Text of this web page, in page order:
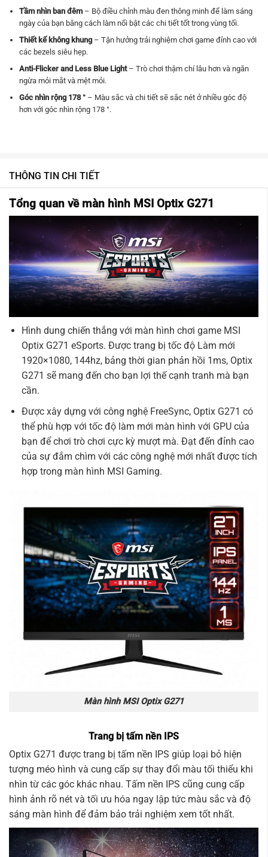
Tầm nhìn ban đêm– Bộ điều chỉnh màu đen thông minh để làm sáng
ngày của bạn bằng cách làm nổi bật các chi tiết tốt trong vùng tối.
Thiết kế không khung– Tận hưởng trải nghiệm chơi game đỉnh cao với
các bezels siêu hẹp.
Anti-Flicker and Less Blue Light– Trò chơi thậm chí lâu hơn và ngăn
ngừa mỏi mắt và mệt mỏi.
Góc nhìn rộng 178 °– Màu sắc và chi tiết sẽ sắc nét ở nhiều góc độ
hơn với góc nhìn rộng 178 °.
THÔNG TIN CHI TIẾT
Tổng quan về màn hình MSI Optix G271
Hình dung chiến thắng với màn hình chơi game MSI
Optix G271 eSports. Được trang bị tốc độ Làm mới
1920×1080, 144hz, bảng thời gian phản hồi 1ms, Optix
G271 sẽ mang đến cho bạn lợi thế cạnh tranh mà bạn
cần.
Được xây dựng với công nghệ FreeSync, Optix G271 có
thể phù hợp với tốc độ làm mới màn hình với GPU của
bạn để chơi trò chơi cực kỳ mượt mà. Đạt đến đỉnh cao
của sự đắm chìm với các công nghệ mới nhất được tích
hợp trong màn hình MSI Gaming.
Màn hình MSI Optix G271
Trang bị tấm nền IPS
Optix G271 được trang bị tấm nền IPS giúp loại bỏ hiện
tượng méo hình và cung cấp sự thay đổi màu tối thiểu khi
nhìn từ các góc khác nhau. Tấm nền IPS cũng cung cấp
hình ảnh rõ nét và tối ưu hóa ngay lập tức màu sắc và độ
sáng màn hình để đảm bảo trải nghiệm xem tốt nhất.